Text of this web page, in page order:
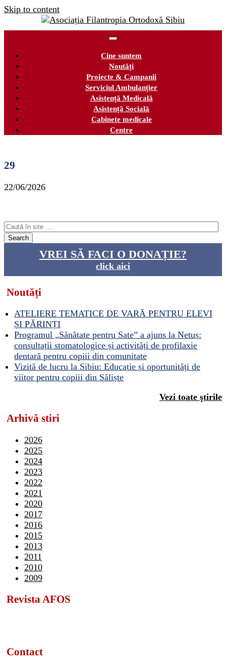
Skip to content
Cine suntem
Noutăți
Proiecte & Campanii
Serviciul Ambulanțier
Asistență Medicală
Asistență Socială
Cabinete medicale
Centre
29
22/06/2026
VREI SĂ FACI O DONAȚIE?
click aici
Noutăți
ATELIERE TEMATICE DE VARĂ PENTRU ELEVI
ȘI PĂRINȚI
Programul „Sănătate pentru Sate” a ajuns la Netuș:
consultații stomatologice și activități de profilaxie
dentară pentru copiii din comunitate
Vizită de lucru la Sibiu: Educație și oportunități de
viitor pentru copiii din Săliște
Vezi toate ştirile
Arhivă stiri
2026
2025
2024
2023
2022
2021
2020
2017
2016
2015
2013
2011
2010
2009
Revista AFOS
Contact